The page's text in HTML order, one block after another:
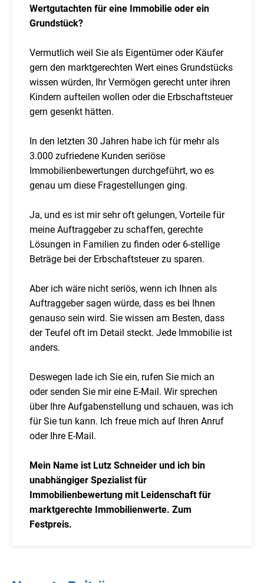
Wertgutachten für eine Immobilie oder ein
Grundstück?
Vermutlich weil Sie als Eigentümer oder Käufer
gern den marktgerechten Wert eines Grundstücks
wissen würden, Ihr Vermögen gerecht unter ihren
Kindern aufteilen wollen oder die Erbschaftsteuer
gern gesenkt hätten.
In den letzten 30 Jahren habe ich für mehr als
3.000 zufriedene Kunden seriöse
Immobilienbewertungen durchgeführt, wo es
genau um diese Fragestellungen ging.
Ja, und es ist mir sehr oft gelungen, Vorteile für
meine Auftraggeber zu schaffen, gerechte
Lösungen in Familien zu finden oder 6-stellige
Beträge bei der Erbschaftsteuer zu sparen.
Aber ich wäre nicht seriös, wenn ich Ihnen als
Auftraggeber sagen würde, dass es bei Ihnen
genauso sein wird. Sie wissen am Besten, dass
der Teufel oft im Detail steckt. Jede Immobilie ist
anders.
Deswegen lade ich Sie ein, rufen Sie mich an
oder senden Sie mir eine E-Mail. Wir sprechen
über Ihre Aufgabenstellung und schauen, was ich
für Sie tun kann. Ich freue mich auf Ihren Anruf
oder Ihre E-Mail.
Mein Name ist Lutz Schneider und ich bin
unabhängiger Spezialist für
Immobilienbewertung mit Leidenschaft für
marktgerechte Immobilienwerte. Zum
Festpreis.